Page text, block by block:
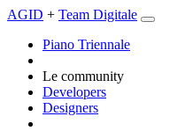
AGID + Team Digitale
Piano Triennale
Le community
Developers
Designers